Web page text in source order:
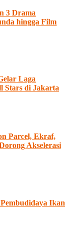
3 Drama
hingga Film
Laga
Stars di Jakarta
Parcel, Ekraf,
Akselerasi
Ikan